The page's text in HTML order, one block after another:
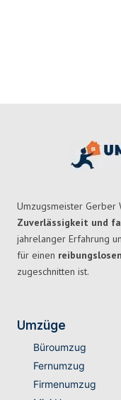
Umzugsmeister Gerber
Zuverlässigkeit und
jahrelanger Erfahrung
für einen
zugeschnitten ist.
Umzüge
Büroumzug
Fernumzug
Firmenumzug